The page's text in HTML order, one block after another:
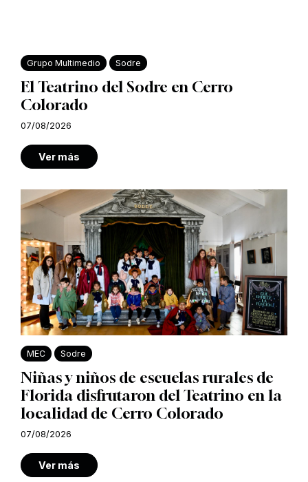
Grupo Multimedio Sodre
El Teatrino del Sodre en Cerro
Colorado
07/08/2026
Ver más
MEC Sodre
Niñas y niños de escuelas rurales de
Florida disfrutaron del Teatrino en la
localidad de Cerro Colorado
07/08/2026
Ver más